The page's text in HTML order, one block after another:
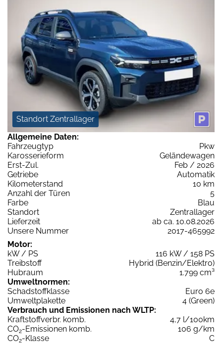
Standort Zentrallager
Allgemeine Daten:
Fahrzeugtyp
Pkw
Karosserieform
Geländewagen
Erst-Zul.
Feb / 2026
Getriebe
Automatik
Kilometerstand
10 km
Anzahl der Türen
5
Farbe
Blau
Standort
Zentrallager
Lieferzeit
ab ca. 10.08.2026
Unsere Nummer
2017-465992
Motor:
kW / PS
116 kW / 158 PS
Treibstoff
Hybrid (Benzin/Elektro)
Hubraum
1.799 cm³
Umweltnormen:
Schadstoffklasse
Euro 6e
Umweltplakette
4 (Green)
Verbrauch und Emissionen nach WLTP:
Kraftstoffverbr. komb.
4,7 l/100km
CO2-Emissionen komb.
106 g/km
CO2-Klasse
C